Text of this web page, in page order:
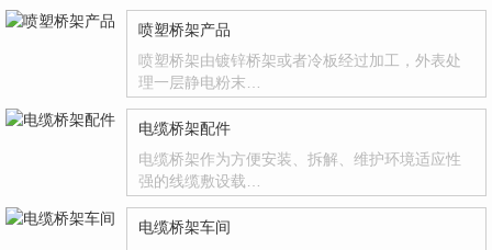
喷塑桥架产品
喷塑桥架由镀锌桥架或者冷板经过加工，外表处
理一层静电粉末…
电缆桥架配件
电缆桥架作为方便安装、拆解、维护环境适应性
强的线缆敷设载…
电缆桥架车间